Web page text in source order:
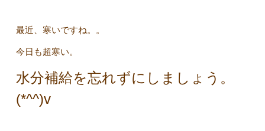
最近、寒いですね。。
今日も超寒い。
水分補給を忘れずにしましょう。
(*^^)v